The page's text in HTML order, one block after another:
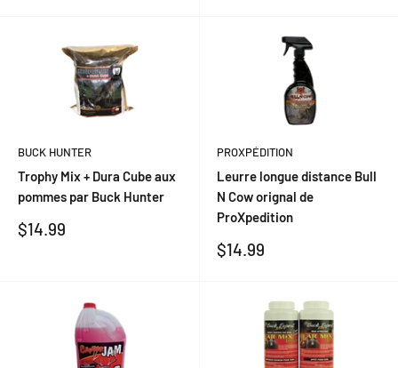
BUCK HUNTER
Trophy Mix + Dura Cube aux
pommes par Buck Hunter
Prix
$14.99
PROXPÉDITION
Leurre longue distance Bull
N Cow orignal de
ProXpedition
Prix
$14.99